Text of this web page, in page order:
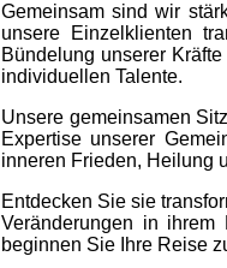
Gemeinsam sind wir
unsere Einzelklienten
Bündelung unserer
individuellen Talente.
Unsere gemeinsamen
Expertise unserer
inneren Frieden, Heilung
Entdecken Sie sie
Veränderungen in
beginnen Sie Ihre Reise